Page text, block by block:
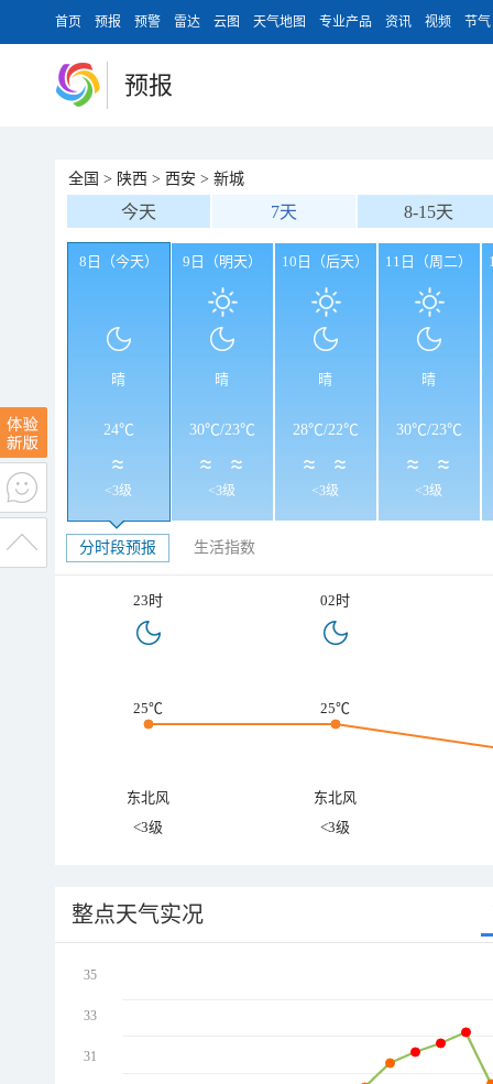
首页 预报 预警 雷达 云图 天气地图 专业产品 资讯 视频 节气
预报
全国 > 陕西 > 西安 > 新城
今天 7天 8-15天
8日（今天）
晴
24℃
<3级
9日（明天）
晴
30℃/23℃
<3级
10日（后天）
晴
28℃/22℃
<3级
11日（周二）
晴
30℃/23℃
<3级
分时段预报 生活指数
23时 02时
25℃ 25℃
东北风
东北风
<3级
<3级
整点天气实况
35
33
31